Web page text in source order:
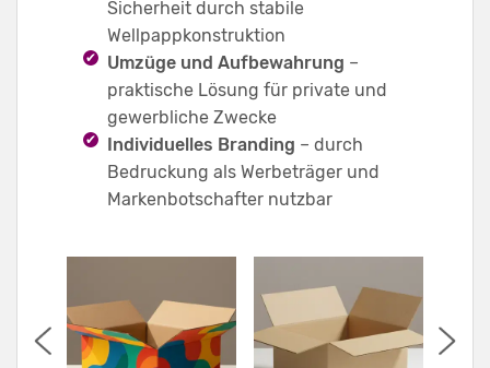
Sicherheit durch stabile
Wellpappkonstruktion
Umzüge und Aufbewahrung –
praktische Lösung für private und
gewerbliche Zwecke
Individuelles Branding – durch
Bedruckung als Werbeträger und
Markenbotschafter nutzbar